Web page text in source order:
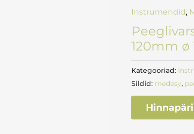
Instrumendid,
120mm ø
Kategooriad:
Sildid: medesy,